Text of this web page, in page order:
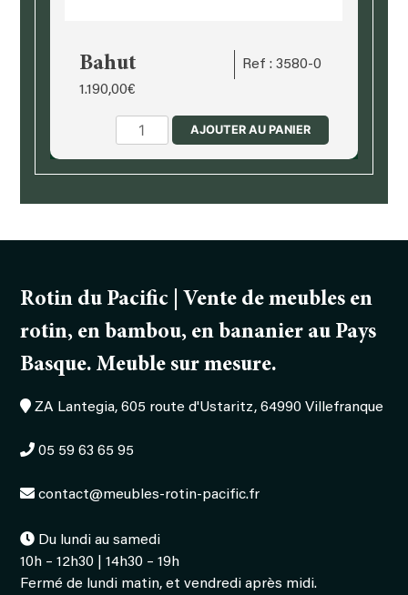
Bahut
Ref : 3580-0
1.190,00€
quantité
de
AJOUTER AU PANIER
Rotin du Pacific | Vente de meubles en
rotin, en bambou, en bananier au Pays
Basque. Meuble sur mesure.
ZA Lantegia, 605 route d'Ustaritz, 64990 Villefranque
05 59 63 65 95
contact@meubles-rotin-pacific.fr
Du lundi au samedi
10h – 12h30 | 14h30 – 19h
Fermé de lundi matin, et vendredi après midi.